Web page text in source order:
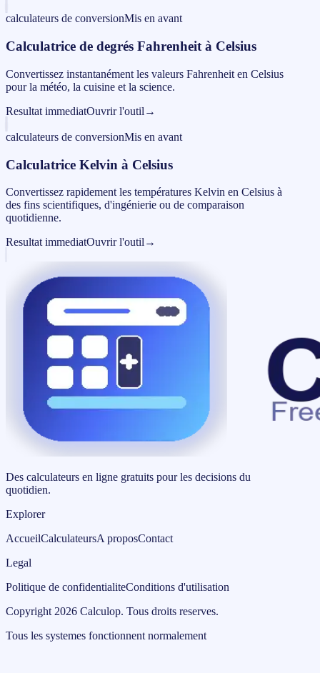
calculateurs de conversionMis en avant
Calculatrice de degrés Fahrenheit à Celsius
Convertissez instantanément les valeurs Fahrenheit en Celsius
pour la météo, la cuisine et la science.
Resultat immediatOuvrir l'outil →
calculateurs de conversionMis en avant
Calculatrice Kelvin à Celsius
Convertissez rapidement les températures Kelvin en Celsius à
des fins scientifiques, d'ingénierie ou de comparaison
quotidienne.
Resultat immediatOuvrir l'outil →
Des calculateurs en ligne gratuits pour les decisions du
quotidien.
Explorer
AccueilCalculateursA proposContact
Legal
Politique de confidentialiteConditions d'utilisation
Copyright 2026 Calculop. Tous droits reserves.
Tous les systemes fonctionnent normalement